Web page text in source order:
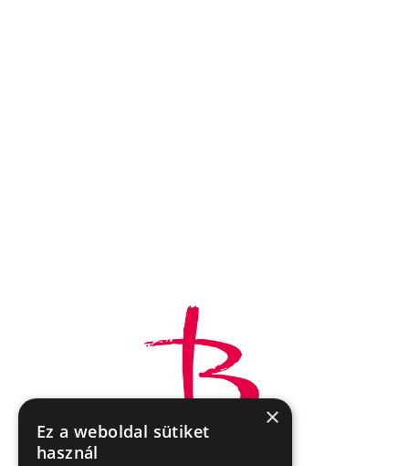
×
Ez a weboldal sütiket
használ